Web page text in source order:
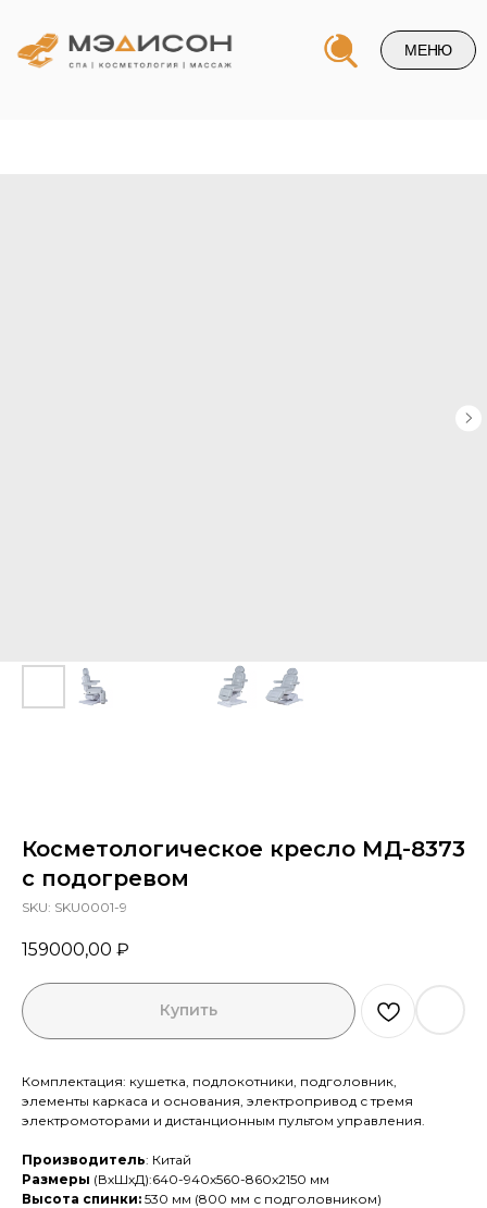
Я ознакомлен с Политикой конфиденциальности
Косметологическое кресло МД-8373
с подогревом
SKU: SKU0001-9
159000,00 ₽
Купить
Комплектация: кушетка, подлокотники, подголовник,
элементы каркаса и основания, электропривод с тремя
электромоторами и дистанционным пультом управления.
Производитель: Китай
Размеры (ВхШхД):640-940х560-860х2150 мм
Высота спинки: 530 мм (800 мм с подголовником)